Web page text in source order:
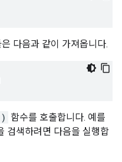
다음과 같이 가져옵니다.
함수를 호출합니다. 예를
검색하려면 다음을 실행합